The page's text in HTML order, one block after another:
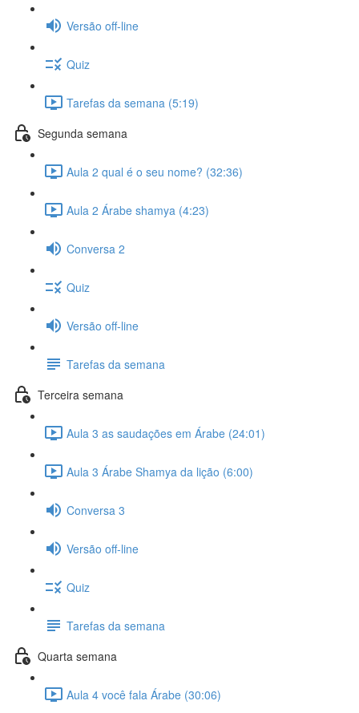
Versão off-line
Quiz
Tarefas da semana (5:19)
Segunda semana
Aula 2 qual é o seu nome? (32:36)
Aula 2 Árabe shamya (4:23)
Conversa 2
Quiz
Versão off-line
Tarefas da semana
Terceira semana
Aula 3 as saudações em Árabe (24:01)
Aula 3 Árabe Shamya da lição (6:00)
Conversa 3
Versão off-line
Quiz
Tarefas da semana
Quarta semana
Aula 4 você fala Árabe (30:06)